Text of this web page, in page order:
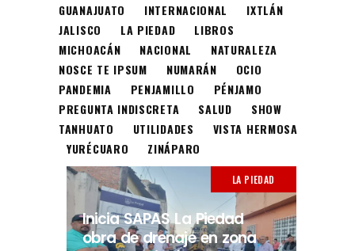
GUANAJUATO
INTERNACIONAL
IXTLÁN
JALISCO
LA PIEDAD
LIBROS
MICHOACÁN
NACIONAL
NATURALEZA
NOSCE TE IPSUM
NUMARÁN
OCIO
PANDEMIA
PENJAMILLO
PÉNJAMO
PREGUNTA INDISCRETA
SALUD
SHOW
TANHUATO
UTILIDADES
VISTA HERMOSA
YURÉCUARO
ZINÁPARO
LA PIEDAD
Inicia SAPAS La Piedad
obra de drenaje en zona